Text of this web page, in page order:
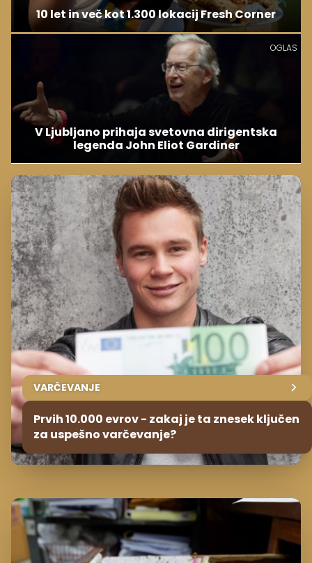
10 let in več kot 1.300 lokacij Fresh Corner
OGLAS
V Ljubljano prihaja svetovna dirigentska
legenda John Eliot Gardiner
VARČEVANJE
Prvih 10.000 evrov - zakaj je ta znesek ključen
za uspešno varčevanje?